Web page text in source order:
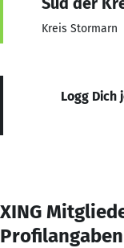
Kreis Stormarn
Logg Dich
XING
Profilangaben